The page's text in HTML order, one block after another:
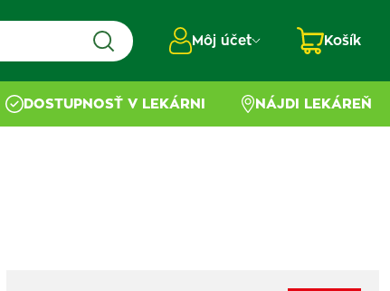
Môj účet Košík
DOSTUPNOSŤ V LEKÁRNI NÁJDI LEKÁREŇ